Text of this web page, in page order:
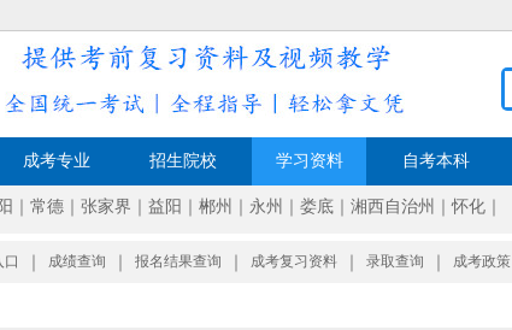
成考专业 招生院校 学习资料 自考本科
常德 张家界 益阳 郴州 永州 娄底 湘西自治州 ｜怀化
口 成绩查询 报名结果查询 成考复习资料 录取查询 成考政策